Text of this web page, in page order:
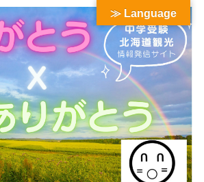
≫ Language